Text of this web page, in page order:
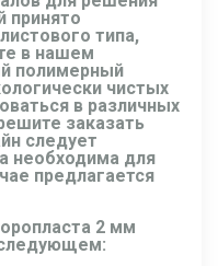
принято
типа,
в нашем
полимерный
чистых
в различных
заказать
следует
необходима для
предлагается
2 мм